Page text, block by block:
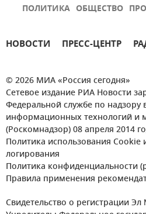
ПОЛИТИКА ОБЩЕСТВО
НОВОСТИ ПРЕСС-ЦЕНТР
© 2026 МИА «Россия сегодня»
Сетевое издание РИА Новости
Федеральной службе по надзору
информационных технологий и
(Роскомнадзор) 08 апреля 2014
Политика использования Cookie
логирования
Политика конфиденциальности
Правила применения
Свидетельство о регистрации